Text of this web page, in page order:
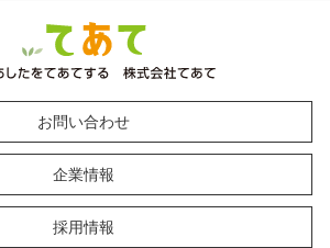
お問い合わせ
企業情報
採用情報